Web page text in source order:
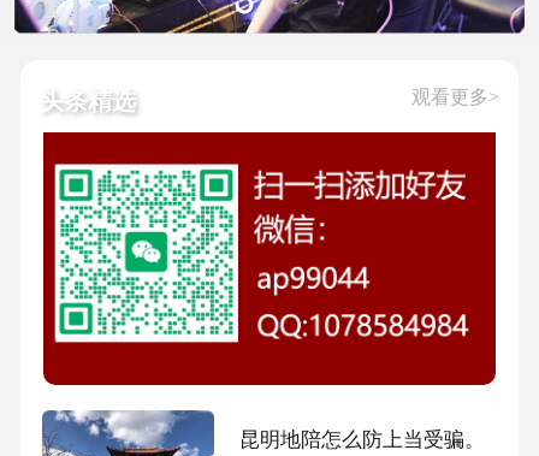
头条精选 观看更多>
昆明地陪怎么防上当受骗。